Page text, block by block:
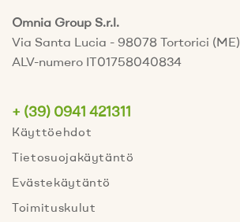
Omnia Group S.r.l.
Via Santa Lucia - 98078 Tortorici (ME)
ALV-numero IT01758040834
+ (39) 0941 421311
Käyttöehdot
Tietosuojakäytäntö
Evästekäytäntö
Toimituskulut